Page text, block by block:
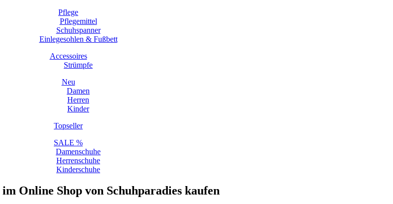
Pflege
Pflegemittel
Schuhspanner
Einlegesohlen & Fußbett
Accessoires
Strümpfe
Neu
Damen
Herren
Kinder
Topseller
SALE %
Damenschuhe
Herrenschuhe
Kinderschuhe
Online Shop von Schuhparadies kaufen